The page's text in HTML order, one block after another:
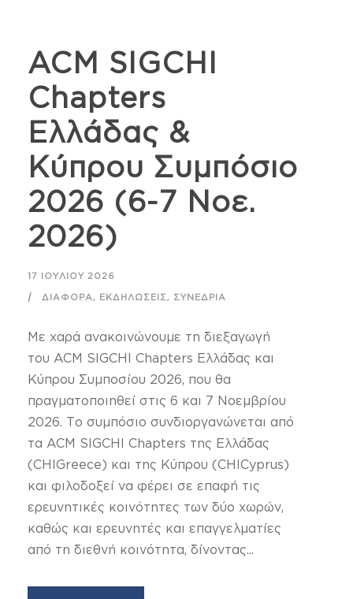
ACM SIGCHI
Chapters
Ελλάδας &
Κύπρου Συμπόσιο
2026 (6-7 Νοε.
2026)
17 ΙΟΥΛΊΟΥ 2026
ΔΙΆΦΟΡΑ, ΕΚΔΗΛΏΣΕΙΣ, ΣΥΝΈΔΡΙΑ
Με χαρά ανακοινώνουμε τη διεξαγωγή
του ACM SIGCHI Chapters Ελλάδας και
Κύπρου Συμποσίου 2026, που θα
πραγματοποιηθεί στις 6 και 7 Νοεμβρίου
2026. Το συμπόσιο συνδιοργανώνεται από
τα ACM SIGCHI Chapters της Ελλάδας
(CHIGreece) και της Κύπρου (CHICyprus)
και φιλοδοξεί να φέρει σε επαφή τις
ερευνητικές κοινότητες των δύο χωρών,
καθώς και ερευνητές και επαγγελματίες
από τη διεθνή κοινότητα, δίνοντας...